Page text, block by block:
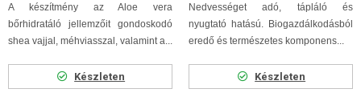
A készítmény az Aloe vera
bőrhidratáló jellemzőit gondoskodó
shea vajjal, méhviasszal, valamint a...
Készleten
Nedvességet adó, tápláló és
nyugtató hatású. Biogazdálkodásból
eredő és természetes komponens...
Készleten